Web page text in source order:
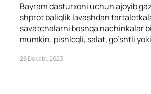
Bayram dasturxoni uchun ajoyib
shprot baliqlik lavashdan
savatchalarni boshqa nachinkalar
mumkin: pishloqli, salat, go’shtli
26 Dekabr, 2023